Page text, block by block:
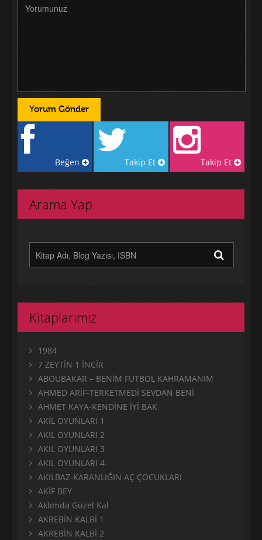
Beğen Takip Et Takip Et
Arama Yap
Kitaplarımız
1984
7 ZEYTİN 1 İNCİR
ABOUBAKAR – BENİM FUTBOL KAHRAMANIM
AHMED ARİF-TERKETMEDİ SEVDAN BENİ
AHMET KAYA-KENDİNE İYİ BAK
AKIL OYUNLARI 1
AKIL OYUNLARI 2
AKIL OYUNLARI 3
AKIL OYUNLARI 4
AKILBAZ-KARANLIĞIN AÇ ÇOCUKLARI
AKİF BEY
Aklımda Güzel Kal
AKREBİN KALBİ 1
AKREBİN KALBİ 2